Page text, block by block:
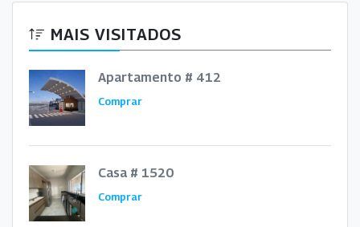
MAIS VISITADOS
Apartamento # 412
Comprar
Casa # 1520
Comprar